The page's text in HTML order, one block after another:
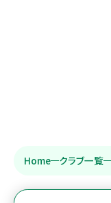
Home クラブ一覧